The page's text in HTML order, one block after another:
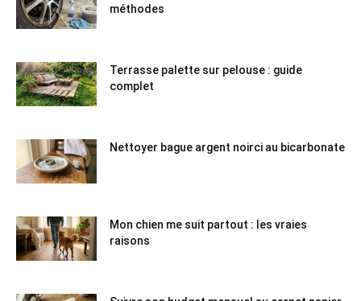
méthodes
Terrasse palette sur pelouse : guide
complet
Nettoyer bague argent noirci au bicarbonate
Mon chien me suit partout : les vraies
raisons